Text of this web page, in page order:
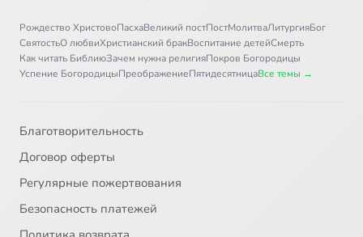
Рождество ХристовоПасхаВеликий постПостМолитваЛитургияБог
СвятостьО любвиХристианский бракВоспитание детейСмерть
Как читать БиблиюЗачем нужна религияПокров Богородицы
Успение БогородицыПреображениеПятидесятницаВсе темы →
Благотворительность
Договор оферты
Регулярные пожертвования
Безопасность платежей